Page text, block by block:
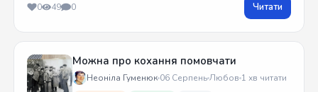
0 49 0 Читати
Можна про кохання помовчати
Неоніла Гуменюк 06 СерпеньЛюбов 1 хв читати